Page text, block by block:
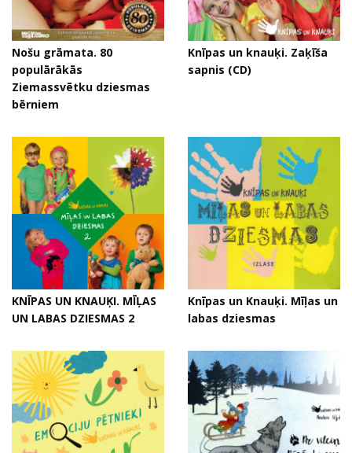
Nošu grāmata. 80
populārākās
Ziemassvētku dziesmas
bērniem
Knīpas un knauķi. Zaķīša
sapnis (CD)
KNĪPAS UN KNAUĶI. MĪĻAS
UN LABAS DZIESMAS 2
Knīpas un Knauķi. Mīļas un
labas dziesmas